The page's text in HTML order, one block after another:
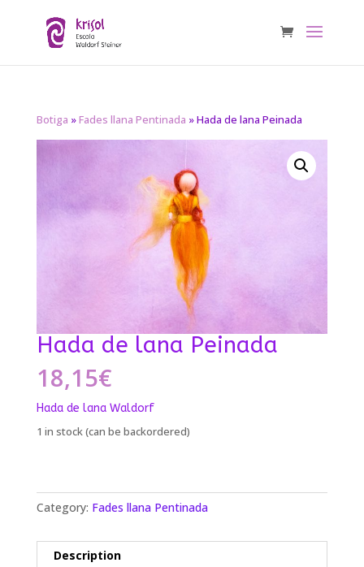
Botiga »Fades llana Pentinada » Hada de lana Peinada
Hada de lana Peinada
18,15€
Hada de lana Waldorf
1 in stock (can be backordered)
Category: Fades llana Pentinada
Description